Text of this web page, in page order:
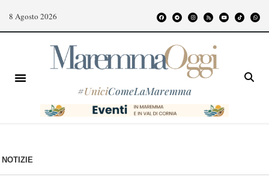
8 Agosto 2026
#UniciComeLaMaremma
NOTIZIE